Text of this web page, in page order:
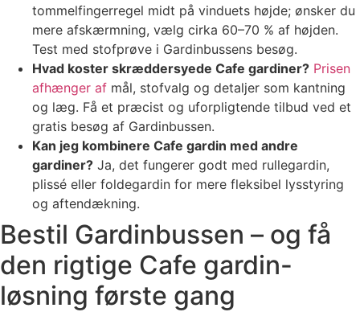
tommelfingerregel midt på vinduets højde; ønsker du
mere afskærmning, vælg cirka 60–70 % af højden.
Test med stofprøve i Gardinbussens besøg.
Hvad koster skræddersyede Cafe gardiner? Prisen
afhænger af mål, stofvalg og detaljer som kantning
og læg. Få et præcist og uforpligtende tilbud ved et
gratis besøg af Gardinbussen.
Kan jeg kombinere Cafe gardin med andre
gardiner? Ja, det fungerer godt med rullegardin,
plissé eller foldegardin for mere fleksibel lysstyring
og aftendækning.
Bestil Gardinbussen – og få
den rigtige Cafe gardin-
løsning første gang